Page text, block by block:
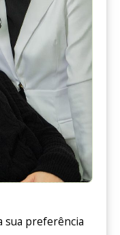
sua preferência